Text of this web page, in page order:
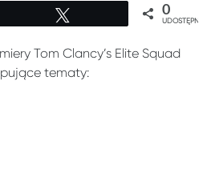
0
Tom Clancy’s Elite Squad
tematy: